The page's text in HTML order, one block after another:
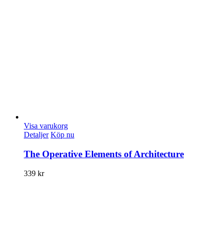
Visa varukorg
Detaljer Köp nu
The Operative Elements of Architecture
339 kr